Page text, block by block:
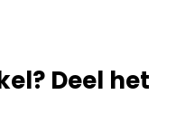
Deel het